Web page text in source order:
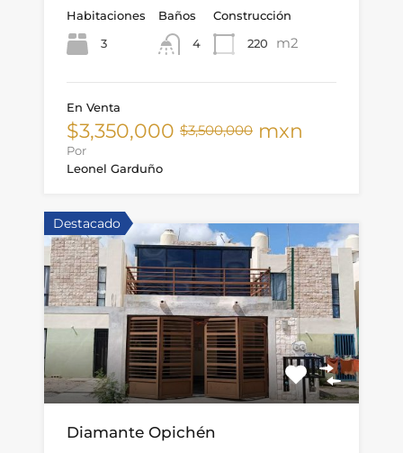
Habitaciones
3
Baños
4
Construcción
220
m2
En Venta
$3,350,000 $3,500,000 mxn
Por
Leonel Garduño
Destacado
Diamante Opichén